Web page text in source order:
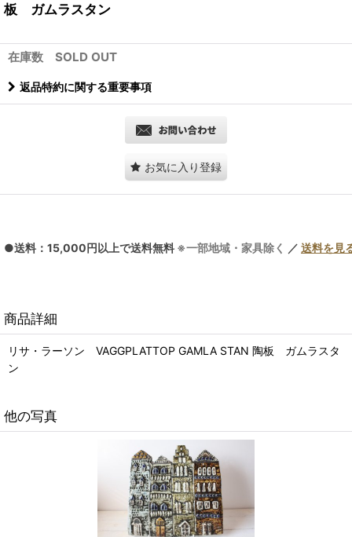
板 ガムラスタン
在庫数 SOLD OUT
返品特約に関する重要事項
お気に入り登録
●送料：15,000円以上で送料無料 ※一部地域・家具除く ／ 送料を見
商品詳細
リサ・ラーソン VAGGPLATTOP GAMLA STAN 陶板 ガムラスタ
ン
他の写真